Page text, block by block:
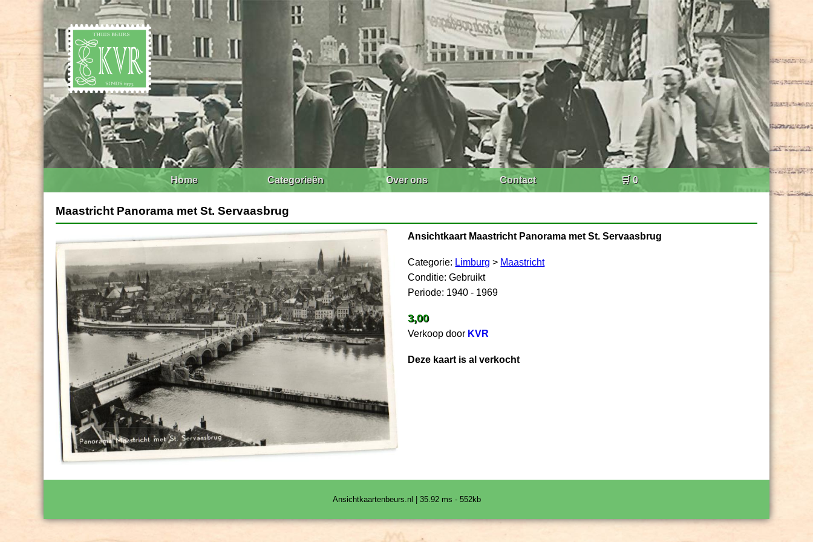
Home Categorieën Over ons Contact 🛒 0
Maastricht Panorama met St. Servaasbrug
Ansichtkaart Maastricht Panorama met St. Servaasbrug
Categorie: Limburg > Maastricht
Conditie: Gebruikt
Periode: 1940 - 1969
3,00
Verkoop door KVR
Deze kaart is al verkocht
Ansichtkaartenbeurs.nl | 35.92 ms - 552kb